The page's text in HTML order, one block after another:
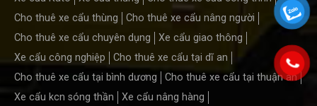
Cho thuê xe cẩu thùng
Cho thuê xe cẩu nâng người
Cho thuê xe cẩu chuyên dụng
Xe cẩu giao thông
Xe cẩu công nghiệp
Cho thuê xe cẩu tại dĩ an
Cho thuê xe cẩu tại bình dương
Cho thuê xe cẩu tại thuận an
Xe cẩu kcn sóng thần
Xe cẩu nâng hàng